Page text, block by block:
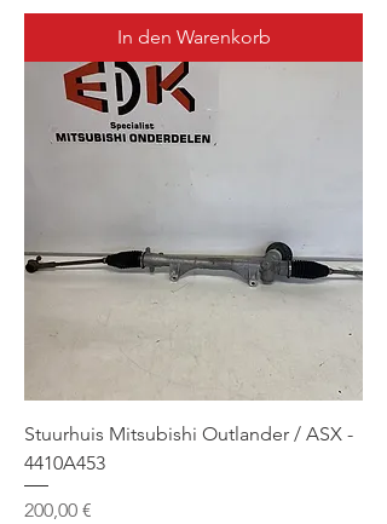
In den Warenkorb
Stuurhuis Mitsubishi Outlander / ASX -
4410A453
Preis
200,00 €